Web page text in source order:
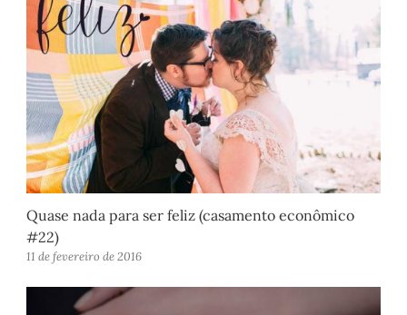
Quase nada para ser feliz (casamento econômico
#22)
11 de fevereiro de 2016